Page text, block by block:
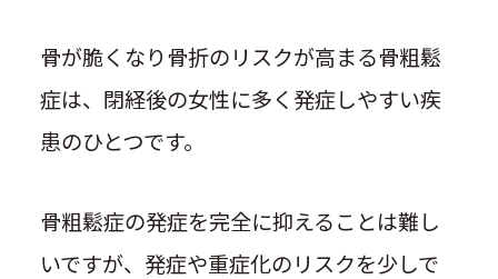
骨が脆くなり骨折のリスクが高まる骨粗鬆
症は、閉経後の女性に多く発症しやすい疾
患のひとつです。
骨粗鬆症の発症を完全に抑えることは難し
いですが、発症や重症化のリスクを少しで